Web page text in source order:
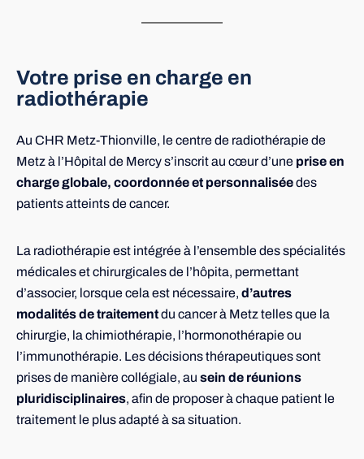
Votre prise en charge en
radiothérapie
Au CHR Metz-Thionville, le centre de radiothérapie de
Metz à l’Hôpital de Mercy s’inscrit au cœur d’une prise en
charge globale, coordonnée et personnaliséedes
patients atteints de cancer.
La radiothérapie est intégrée à l’ensemble des spécialités
médicales et chirurgicales de l’hôpita, permettant
d’associer, lorsque cela est nécessaire, d’autres
modalités de traitementdu cancer à Metz telles que la
chirurgie, la chimiothérapie, l’hormonothérapie ou
l’immunothérapie. Les décisions thérapeutiques sont
prises de manière collégiale, au sein de réunions
pluridisciplinaires, afin de proposer à chaque patient le
traitement le plus adapté à sa situation.